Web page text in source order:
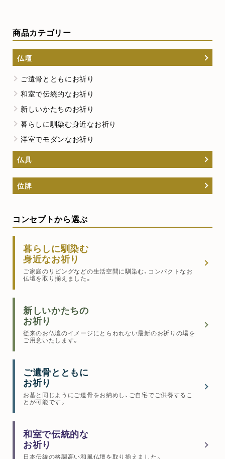
商品カテゴリー
仏壇
ご遺骨とともにお祈り
和室で伝統的なお祈り
新しいかたちのお祈り
暮らしに馴染む身近なお祈り
洋室でモダンなお祈り
仏具
位牌
コンセプトから選ぶ
暮らしに馴染む
身近なお祈り
ご家庭のリビングなどの生活空間に馴染む、コンパクトなお
仏壇を取り揃えました。
新しいかたちの
お祈り
従来のお仏壇のイメージにとらわれない最新のお祈りの場を
ご用意いたします。
ご遺骨とともに
お祈り
お墓と同じようにご遺骨をお納めし、ご自宅でご供養するこ
とが可能です。
和室で伝統的な
お祈り
日本伝統の格調高い和風仏壇を取り揃えました。